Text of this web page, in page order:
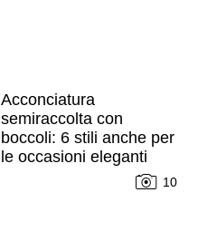
Acconciatura
semiraccolta con
boccoli: 6 stili anche per
le occasioni eleganti
10